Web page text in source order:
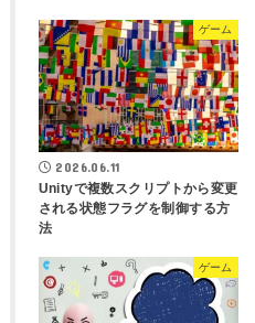
ゲーム
2026.06.11
Unityで複数スクリプトから変更
される状態フラグを制御する方
法
ゲーム